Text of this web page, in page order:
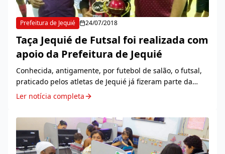
Prefeitura de Jequié 24/07/2018
Taça Jequié de Futsal foi realizada com
apoio da Prefeitura de Jequié
Conhecida, antigamente, por futebol de salão, o futsal,
praticado pelos atletas de Jequié já fizeram parte da
história da modalidade esportiva no estado, com a
formação de grandes equipes e disputas e...
Ler notícia completa